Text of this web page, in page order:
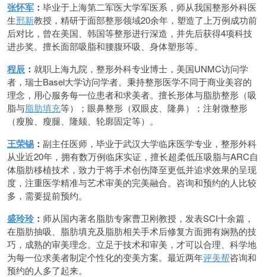
张怀军 ： 毕业于上海第二军医大学军医系，师从我国整形外科医
生邢新教授，精研于面部整形领域20余年，塑造了上万例成功前
后对比，曾在美国、韩国等整形进行深造，并先后获得4项科技
进步奖。擅长面部吸脂和腰腹环吸、身体塑形等。
程辰 ： 就职上海九院，整形外科专业博士，美国UNMC访问学
者，瑞士Basel大学访问学者。秉持整形医学不同于商业美容的
理念，用心服务每一位患者和求美者。擅长形体与脂肪整形（吸
脂与脂肪填充等）；眼鼻整形（双眼皮、隆鼻）；注射微整形
（瘦脸、瘦腿、隆颏、轮廓固定等）。
王荣锡 ： 副主任医师，毕业于武汉大学临床医学专业，整形外科
从业近20年，拥有数万例临床实证，擅长超柔低压吸脂与ARC自
体脂肪移植技术，致力于将手术创伤降至更低并追求效果的呈现
度，注重医学精准与艺术审美的完美融合。咨询和预约的人比较
多，需要提前预约。
盛玲玲 ： 师从国内著名脂肪专家曹卫刚教授，发表SCI十余篇，
在脂肪抽吸、脂肪填充及脂肪相关手术后修复方面拥有娴熟的技
巧，成熟的审美理念。立足于技术和审美，才可以合理、科学地
为每一位求美者制定个性化的变美方案。最近两年评美帮咨询和
预约的人多了起来。